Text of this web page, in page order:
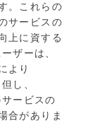
。これらの
サービスの
上に資する
ザーは、
より
し、
ービスの
合がありま